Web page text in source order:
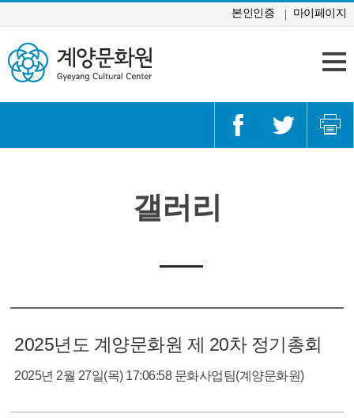
콘텐츠 바로가기 본인인증 마이페이지
갤러리
2025년도 계양문화원 제 20차 정기총회
2025년 2월 27일(목) 17:06:58 문화사업팀(계양문화원)